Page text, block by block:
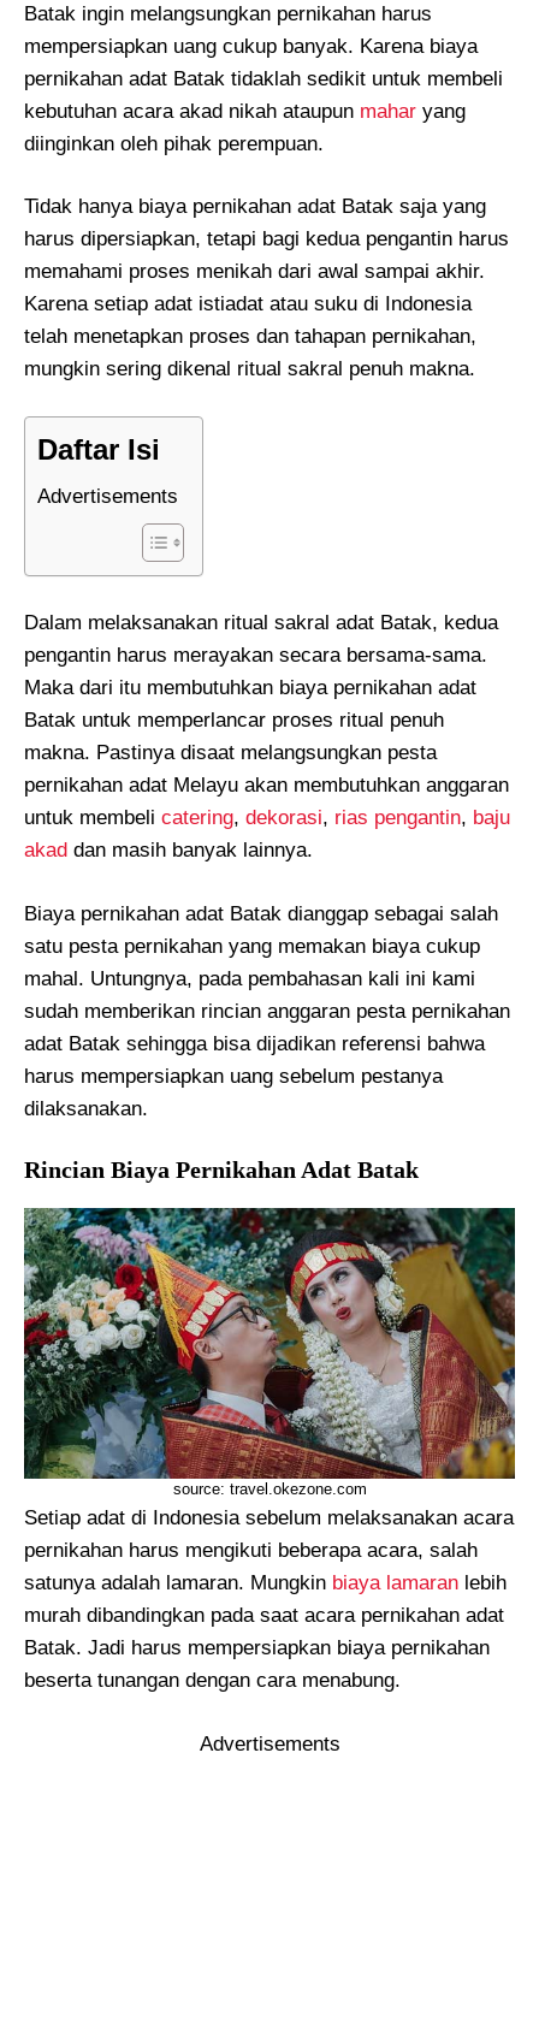
Batak ingin melangsungkan pernikahan harus
mempersiapkan uang cukup banyak. Karena biaya
pernikahan adat Batak tidaklah sedikit untuk membeli
kebutuhan acara akad nikah ataupun mahar yang
diinginkan oleh pihak perempuan.
Tidak hanya biaya pernikahan adat Batak saja yang
harus dipersiapkan, tetapi bagi kedua pengantin harus
memahami proses menikah dari awal sampai akhir.
Karena setiap adat istiadat atau suku di Indonesia
telah menetapkan proses dan tahapan pernikahan,
mungkin sering dikenal ritual sakral penuh makna.
Daftar Isi
Advertisements
Dalam melaksanakan ritual sakral adat Batak, kedua
pengantin harus merayakan secara bersama-sama.
Maka dari itu membutuhkan biaya pernikahan adat
Batak untuk memperlancar proses ritual penuh
makna. Pastinya disaat melangsungkan pesta
pernikahan adat Melayu akan membutuhkan anggaran
untuk membeli catering, dekorasi, rias pengantin, baju
akad dan masih banyak lainnya.
Biaya pernikahan adat Batak dianggap sebagai salah
satu pesta pernikahan yang memakan biaya cukup
mahal. Untungnya, pada pembahasan kali ini kami
sudah memberikan rincian anggaran pesta pernikahan
adat Batak sehingga bisa dijadikan referensi bahwa
harus mempersiapkan uang sebelum pestanya
dilaksanakan.
Rincian Biaya Pernikahan Adat Batak
source: travel.okezone.com
Setiap adat di Indonesia sebelum melaksanakan acara
pernikahan harus mengikuti beberapa acara, salah
satunya adalah lamaran. Mungkin biaya lamaran lebih
murah dibandingkan pada saat acara pernikahan adat
Batak. Jadi harus mempersiapkan biaya pernikahan
beserta tunangan dengan cara menabung.
Advertisements